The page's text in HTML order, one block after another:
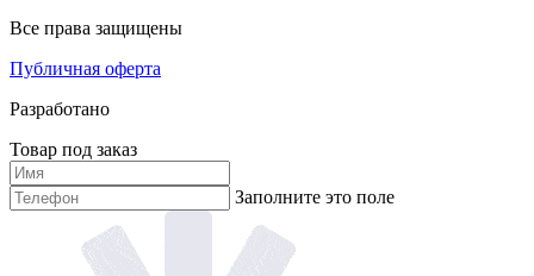
Все права защищены
Публичная оферта
Разработано
Товар под заказ
Заполните это поле